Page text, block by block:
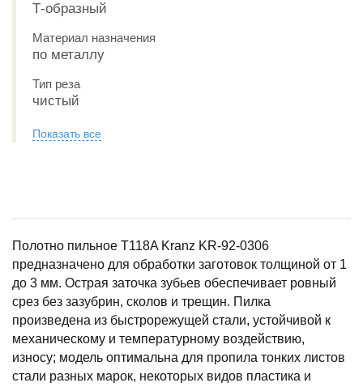
Т-образный
Материал назначения
по металлу
Тип реза
чистый
Показать все
Полотно пильное T118A Kranz KR-92-0306
предназначено для обработки заготовок толщиной от 1
до 3 мм. Острая заточка зубьев обеспечивает ровный
срез без зазубрин, сколов и трещин. Пилка
произведена из быстрорежущей стали, устойчивой к
механическому и температурному воздействию,
износу; модель оптимальна для пропила тонких листов
стали разных марок, некоторых видов пластика и